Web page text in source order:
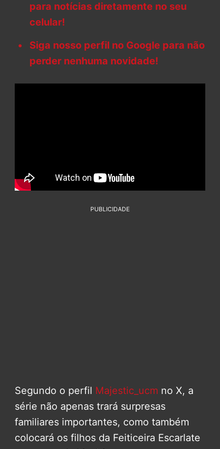
para notícias diretamente no seu
celular!
Siga nosso perfil no Google para não
perder nenhuma novidade!
PUBLICIDADE
Segundo o perfil Majestic_ucm no X, a
série não apenas trará surpresas
familiares importantes, como também
colocará os filhos da Feiticeira Escarlate